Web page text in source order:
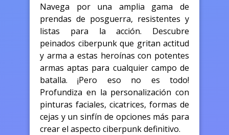
Navega por una amplia gama de
prendas de posguerra, resistentes y
listas para la acción. Descubre
peinados ciberpunk que gritan actitud
y arma a estas heroínas con potentes
armas aptas para cualquier campo de
batalla. ¡Pero eso no es todo!
Profundiza en la personalización con
pinturas faciales, cicatrices, formas de
cejas y un sinfín de opciones más para
crear el aspecto ciberpunk definitivo.